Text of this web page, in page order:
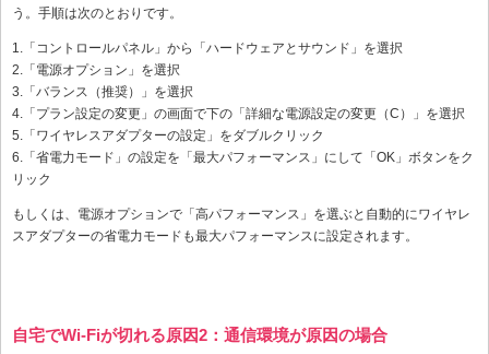
う。手順は次のとおりです。
1.「コントロールパネル」から「ハードウェアとサウンド」を選択
2.「電源オプション」を選択
3.「バランス（推奨）」を選択
4.「プラン設定の変更」の画面で下の「詳細な電源設定の変更（C）」を選択
5.「ワイヤレスアダプターの設定」をダブルクリック
6.「省電力モード」の設定を「最大パフォーマンス」にして「OK」ボタンをク
リック
もしくは、電源オプションで「高パフォーマンス」を選ぶと自動的にワイヤレ
スアダプターの省電力モードも最大パフォーマンスに設定されます。
自宅でWi-Fiが切れる原因2：通信環境が原因の場合